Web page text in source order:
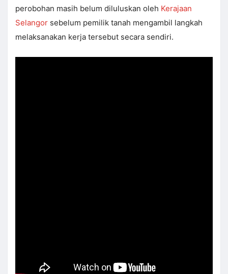
perobohan masih belum diluluskan oleh Kerajaan
Selangor sebelum pemilik tanah mengambil langkah
melaksanakan kerja tersebut secara sendiri.